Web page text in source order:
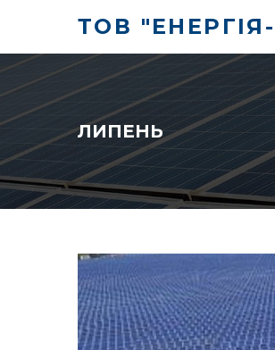
ТОВ
ЛИПЕНЬ